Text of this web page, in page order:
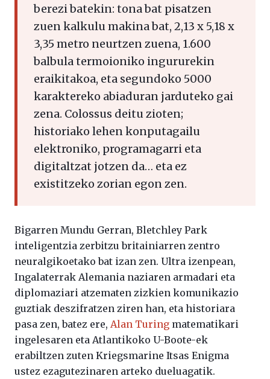
berezi batekin: tona bat pisatzen
zuen kalkulu makina bat, 2,13 x 5,18 x
3,35 metro neurtzen zuena, 1.600
balbula termoioniko ingururekin
eraikitakoa, eta segundoko 5000
karaktereko abiaduran jarduteko gai
zena. Colossus deitu zioten;
historiako lehen konputagailu
elektroniko, programagarri eta
digitaltzat jotzen da… eta ez
existitzeko zorian egon zen.
Bigarren Mundu Gerran, Bletchley Park
inteligentzia zerbitzu britainiarren zentro
neuralgikoetako bat izan zen. Ultra izenpean,
Ingalaterrak Alemania naziaren armadari eta
diplomaziari atzematen zizkien komunikazio
guztiak deszifratzen ziren han, eta historiara
pasa zen, batez ere, Alan Turing matematikari
ingelesaren eta Atlantikoko U-Boote-ek
erabiltzen zuten Kriegsmarine Itsas Enigma
ustez ezagutezinaren arteko dueluagatik.